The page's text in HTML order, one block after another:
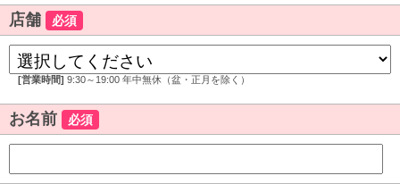
店舗 必須
[営業時間] 9:30～19:00 年中無休（盆・正月を除く）
お名前 必須